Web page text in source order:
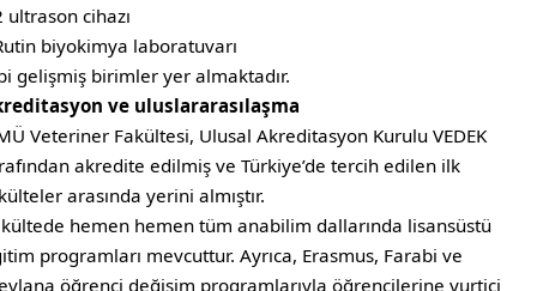
ultrason cihazı
biyokimya laboratuvarı
gelişmiş birimler yer almaktadır.
ve uluslararasılaşma
Veteriner Fakültesi, Ulusal Akreditasyon Kurulu VEDEK
akredite edilmiş ve Türkiye’de tercih edilen ilk
arasında yerini almıştır.
hemen hemen tüm anabilim dallarında lisansüstü
programları mevcuttur. Ayrıca, Erasmus, Farabi ve
öğrenci değişim programlarıyla öğrencilerine yurtiçi